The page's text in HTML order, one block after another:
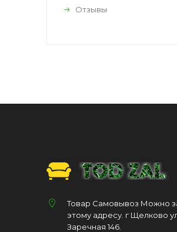
Отзывы
Товар Самовывоз Можно
этому адресу. г Щелково
Заречная 146.